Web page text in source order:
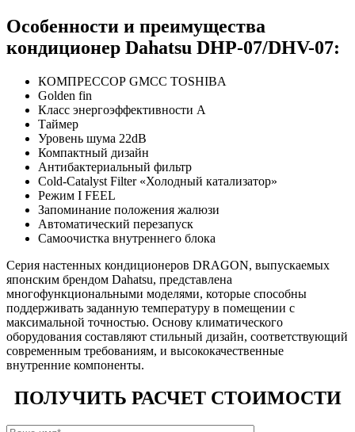
Особенности и преимущества
кондиционер Dahatsu DHP-07/DHV-07:
КОМПРЕССОР GMCC TOSHIBA
Golden fin
Класс энергоэффективности А
Таймер
Уровень шума 22dB
Компактный дизайн
Антибактериальный фильтр
Cold-Catalyst Filter «Холодный катализатор»
Режим I FEEL
Запоминание положения жалюзи
Автоматический перезапуск
Самоочистка внутреннего блока
Серия настенных кондиционеров DRAGON, выпускаемых
японским брендом Dahatsu, представлена
многофункциональными моделями, которые способны
поддерживать заданную температуру в помещении с
максимальной точностью. Основу климатического
оборудования составляют стильный дизайн, соответствующий
современным требованиям, и высококачественные
внутренние компоненты.
ПОЛУЧИТЬ РАСЧЕТ СТОИМОСТИ